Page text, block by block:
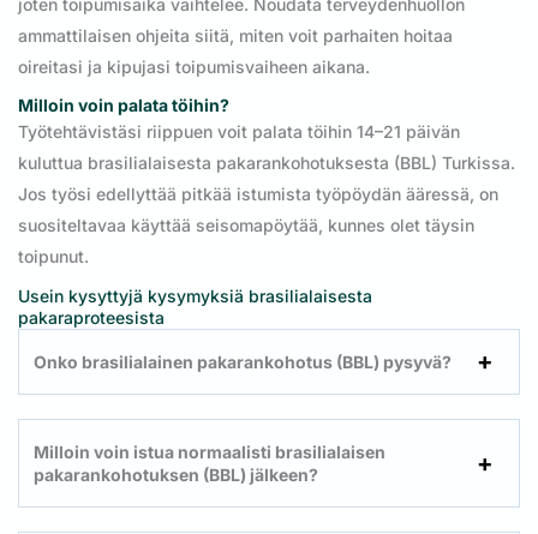
ammattilaisen ohjeita siitä, miten voit parhaiten hoitaa
oireitasi ja kipujasi toipumisvaiheen aikana.
Milloin voin palata töihin?
Työtehtävistäsi riippuen voit palata töihin 14–21 päivän
kuluttua brasilialaisesta pakarankohotuksesta (BBL) Turkissa.
Jos työsi edellyttää pitkää istumista työpöydän ääressä, on
suositeltavaa käyttää seisomapöytää, kunnes olet täysin
toipunut.
Usein kysyttyjä kysymyksiä brasilialaisesta
pakaraproteesista
Onko brasilialainen pakarankohotus (BBL) pysyvä?
Milloin voin istua normaalisti brasilialaisen
pakarankohotuksen (BBL) jälkeen?